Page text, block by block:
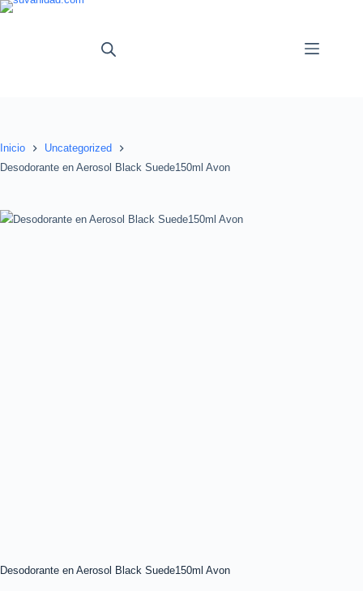
Saltar
Inicio
Uncategorized
Desodorante en Aerosol Black Suede150ml Avon
Desodorante en Aerosol Black Suede150ml Avon